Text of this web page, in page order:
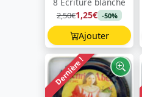
2,50€1,25€ -50%
Ajouter
Dernière !